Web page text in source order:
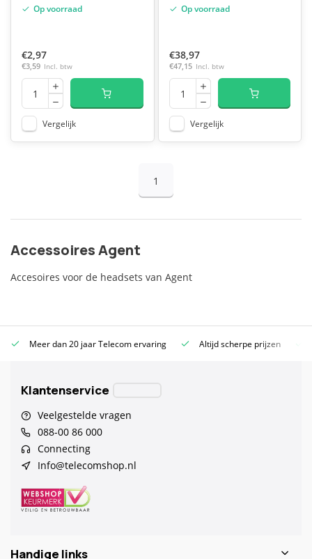
Op voorraad
€2,97
€3,59 Incl. btw
Vergelijk
Op voorraad
€38,97
€47,15 Incl. btw
Vergelijk
1
Accessoires Agent
Accesoires voor de headsets van Agent
Meer dan 20 jaar Telecom ervaring Altijd scherpe prijzen
Klantenservice
Veelgestelde vragen
088-00 86 000
Connecting
Info@telecomshop.nl
Handige links